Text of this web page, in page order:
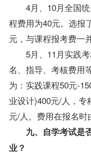
4月、10月全国
程费用为40元。选报
元，与课程报考费一
5月、11月实践
名、指导、考核费用
为：实践课程50元-
业设计)400元/人，
元/人。费用在报名时
九、自学考试是
业？